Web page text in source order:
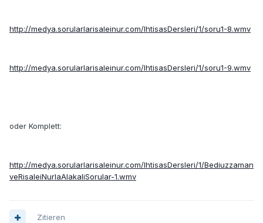
http://medya.sorularlarisaleinur.com/IhtisasDersleri/1/soru1-8.wmv
http://medya.sorularlarisaleinur.com/IhtisasDersleri/1/soru1-9.wmv
oder Komplett:
http://medya.sorularlarisaleinur.com/IhtisasDersleri/1/Bediuzzaman
veRisaleiNurlaAlakaliSorular-1.wmv
Zitieren